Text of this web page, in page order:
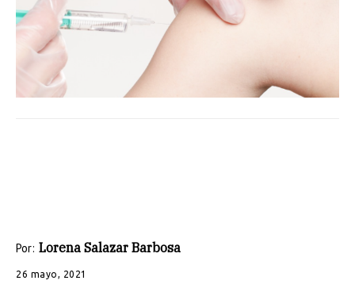
Por: Lorena Salazar Barbosa
26 mayo, 2021